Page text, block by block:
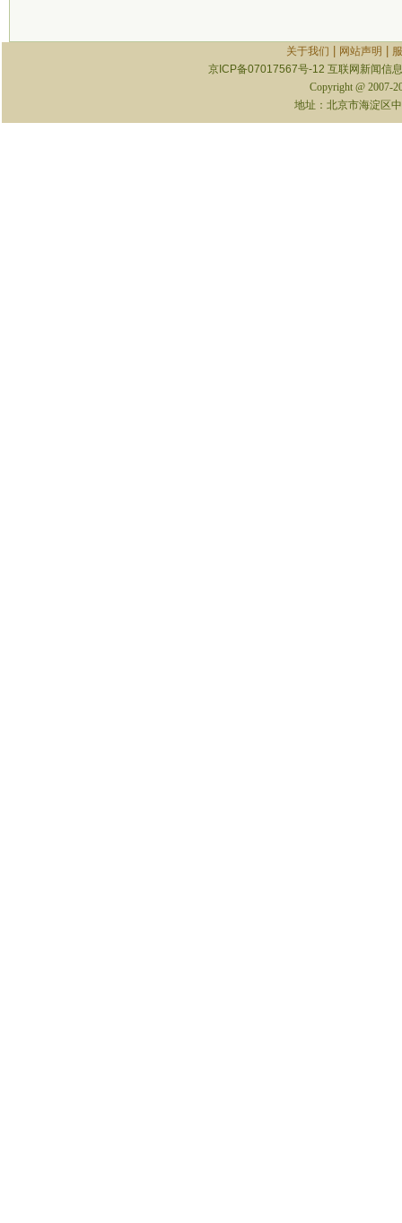
关于我们 网站声明
京ICP备07017567号-12 互联网新闻信
Copyright @ 2007-
地址：北京市海淀区